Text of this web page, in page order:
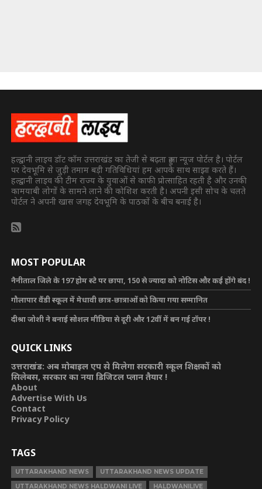
हल्द्वानी लाइव डॉट कॉम उत्तराखंड का तेजी से बढ़ता हुआ न्यूज पोर्टल है। पोर्टल
पर देवभूमि से जुड़ी तमाम बड़ी गतिविधियां हम आपके साथ साझा करते हैं।
हल्द्वानी लाइव की टीम राज्य के युवाओं से काफी प्रोत्साहित रहती है और उनकी
कामयाबी लोगों के सामने लाने की कोशिश करती है। अपनी इसी सोच के चलते
पोर्टल ने अपनी खास जगह देवभूमि के पाठकों के बीच बनाई है।
MOST POPULAR
नैनीताल जिले के 197 होम स्टे पर छापा, 150 से ज्यादा को नोटिस और कई होंगे बंद !
गौलापार वैंडी स्कूल में मेधावी छात्र-छात्राओं को किया गया सम्मानित
दीश्रा जोशी ने बनाई सोशल मीडिया से दूरी और 12वीं में बन गई टॉपर !
QUICK LINKS
उत्तराखंड: अब मोबाइल एप से मिलेगा सरकारी स्कूल शिक्षकों को
सिलेबस, सरकार का नया डिजिटल प्लान तैयार !
About
Advertise With Us
Contact
Privacy Policy
TAGS
UTTARAKHAND NEWS
UTTARAKHAND NEWS UPDATE
UTTARAKHAND NEWS HALDWANI LIVE
HALDWANILIVE